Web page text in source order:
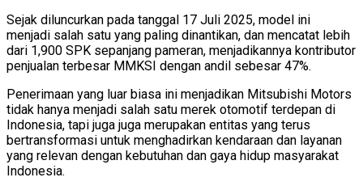
Sejak diluncurkan pada tanggal 17 Juli 2025, model ini
menjadi salah satu yang paling dinantikan, dan mencatat lebih
dari 1,900 SPK sepanjang pameran, menjadikannya kontributor
penjualan terbesar MMKSI dengan andil sebesar 47%.
Penerimaan yang luar biasa ini menjadikan Mitsubishi Motors
tidak hanya menjadi salah satu merek otomotif terdepan di
Indonesia, tapi juga juga merupakan entitas yang terus
bertransformasi untuk menghadirkan kendaraan dan layanan
yang relevan dengan kebutuhan dan gaya hidup masyarakat
Indonesia.